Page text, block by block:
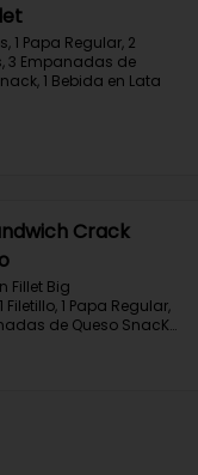
1 Papa Regular, 2
3 Empanadas de
1 Bebida en Lata
Crack
Fillet Big
Filetillo, 1 Papa Regular,
de Queso SnacK,